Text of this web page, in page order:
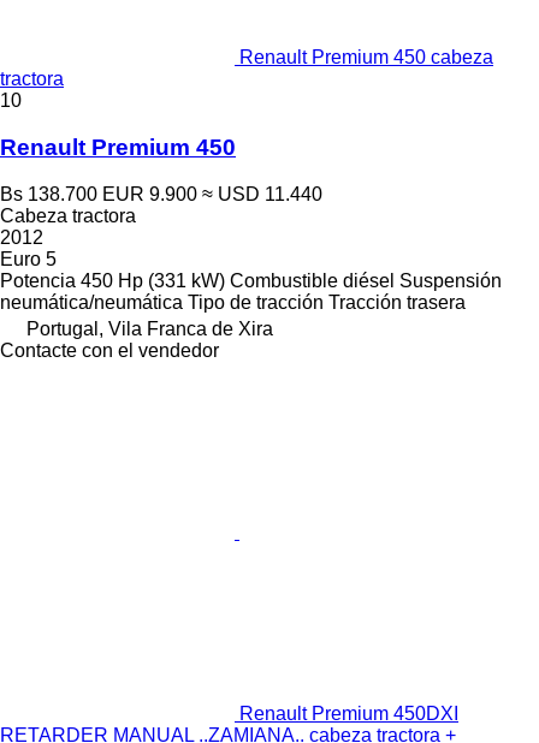
Renault Premium 450 cabeza
tractora
10
Renault Premium 450
Bs 138.700 EUR 9.900 ≈ USD 11.440
Cabeza tractora
2012
Euro 5
Potencia 450 Hp (331 kW) Combustible diésel Suspensión
neumática/neumática Tipo de tracción Tracción trasera
Portugal, Vila Franca de Xira
Contacte con el vendedor
Renault Premium 450DXI
RETARDER MANUAL ..ZAMIANA.. cabeza tractora +